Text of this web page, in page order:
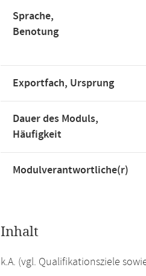
Sprache,
Benotung
Exportfach, Ursprung
Dauer des Moduls,
Häufigkeit
Modulverantwortliche(r)
Inhalt
k.A. (vgl. Qualifikationsziele